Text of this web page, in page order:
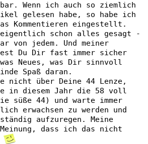
Wenn ich auch so ziemlich
gelesen habe, so habe ich
Kommentieren eingestellt.
schon alles gesagt -
von jedem. Und meiner
Du Dir fast immer sicher
Neues, was Dir sinnvoll
Spaß daran.
nicht über Deine 44 Lenze,
in diesem Jahr die 58 voll
süße 44) und warte immer
erwachsen zu werden und
aufzuregen. Meine
dass ich das nicht